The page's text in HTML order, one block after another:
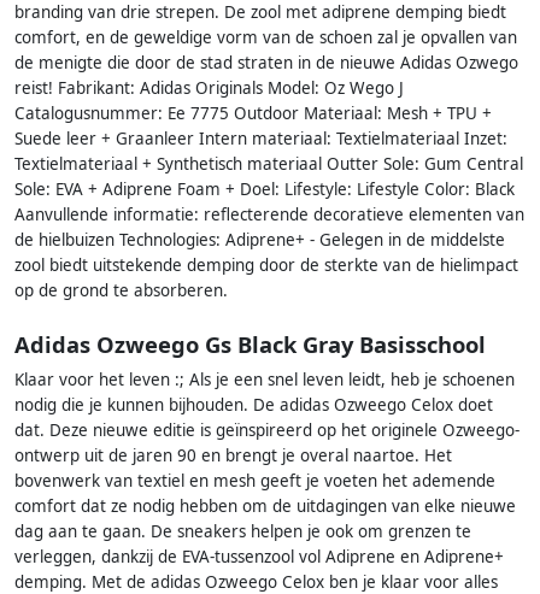
branding van drie strepen. De zool met adiprene demping biedt
comfort, en de geweldige vorm van de schoen zal je opvallen van
de menigte die door de stad straten in de nieuwe Adidas Ozwego
reist! Fabrikant: Adidas Originals Model: Oz Wego J
Catalogusnummer: Ee 7775 Outdoor Materiaal: Mesh + TPU +
Suede leer + Graanleer Intern materiaal: Textielmateriaal Inzet:
Textielmateriaal + Synthetisch materiaal Outter Sole: Gum Central
Sole: EVA + Adiprene Foam + Doel: Lifestyle: Lifestyle Color: Black
Aanvullende informatie: reflecterende decoratieve elementen van
de hielbuizen Technologies: Adiprene+ - Gelegen in de middelste
zool biedt uitstekende demping door de sterkte van de hielimpact
op de grond te absorberen.
Adidas Ozweego Gs Black Gray Basisschool
Klaar voor het leven :; Als je een snel leven leidt, heb je schoenen
nodig die je kunnen bijhouden. De adidas Ozweego Celox doet
dat. Deze nieuwe editie is geïnspireerd op het originele Ozweego-
ontwerp uit de jaren 90 en brengt je overal naartoe. Het
bovenwerk van textiel en mesh geeft je voeten het ademende
comfort dat ze nodig hebben om de uitdagingen van elke nieuwe
dag aan te gaan. De sneakers helpen je ook om grenzen te
verleggen, dankzij de EVA-tussenzool vol Adiprene en Adiprene+
demping. Met de adidas Ozweego Celox ben je klaar voor alles